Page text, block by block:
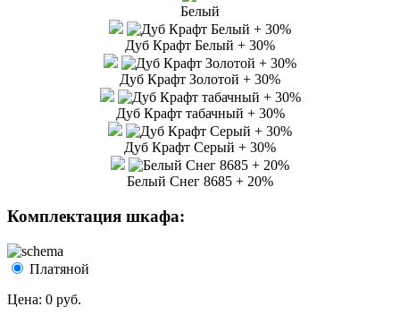
Белый
Дуб Крафт Белый + 30%
Дуб Крафт Золотой + 30%
Дуб Крафт табачный + 30%
Дуб Крафт Серый + 30%
Белый Снег 8685 + 20%
Комплектация шкафа:
Платяной
Цена: 0 руб.